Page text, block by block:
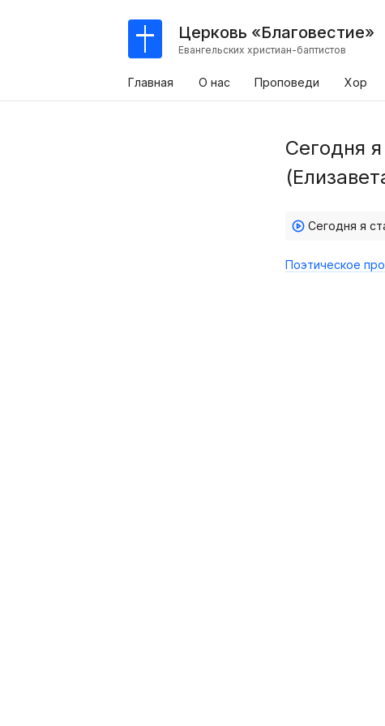
Церковь «Благовестие»
Евангельских христиан-баптистов
Главная О нас Проповеди Хор
Сегодня
Поэтическое